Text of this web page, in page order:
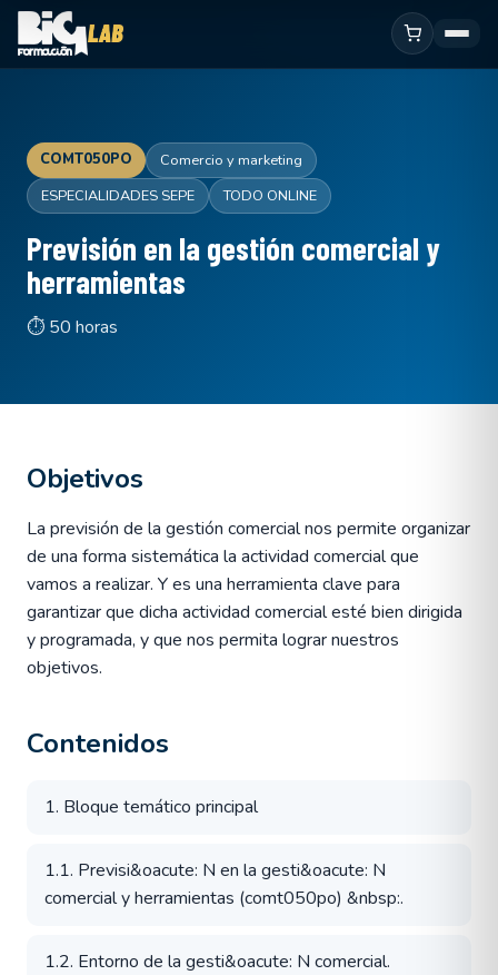
COMT050PO
Comercio y marketing
ESPECIALIDADES SEPE
TODO ONLINE
Previsión en la gestión comercial y
herramientas
⏱ 50 horas
Objetivos
La previsión de la gestión comercial nos permite organizar
de una forma sistemática la actividad comercial que
vamos a realizar. Y es una herramienta clave para
garantizar que dicha actividad comercial esté bien dirigida
y programada, y que nos permita lograr nuestros
objetivos.
Contenidos
1. Bloque temático principal
1.1. Previsi&oacute: N en la gesti&oacute: N
comercial y herramientas (comt050po) &nbsp:.
1.2. Entorno de la gesti&oacute: N comercial.